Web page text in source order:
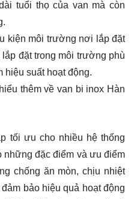
tuổi thọ của van mà còn
kiện môi trường nơi lắp đặt
đặt trong môi trường phù
hiệu suất hoạt động.
thêm về van bi inox Hàn
tối ưu cho nhiều hệ thống
những đặc điểm và ưu điểm
chống ăn mòn, chịu nhiệt
bảo hiệu quả hoạt động